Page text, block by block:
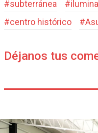
#subterránea #
#centro histórico #
Déjanos tus